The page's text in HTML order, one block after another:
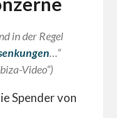
in der Regel
…“
Video“)
Spender von